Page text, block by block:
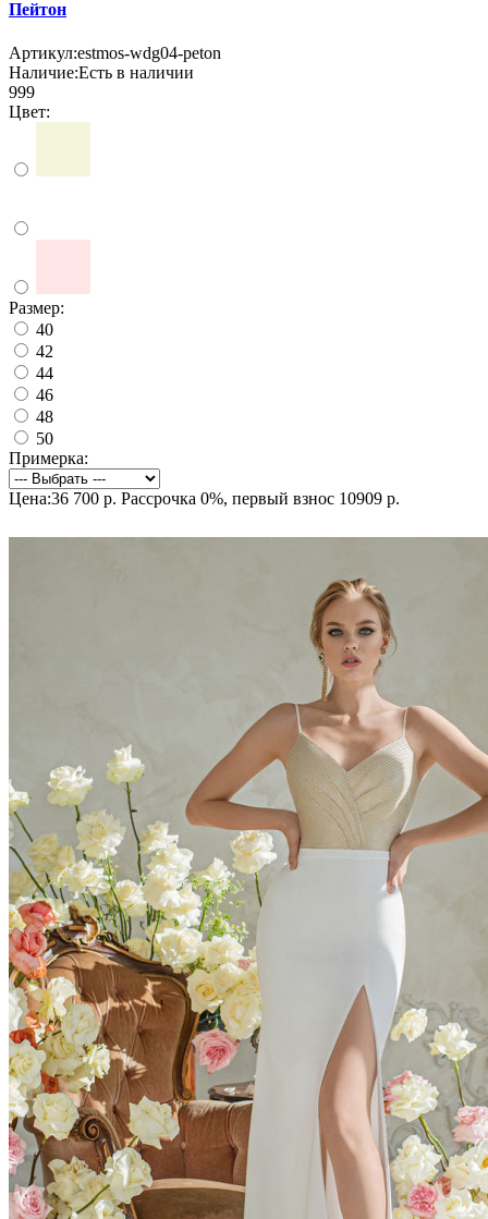
Пейтон
Артикул:estmos-wdg04-peton
Наличие:Есть в наличии
999
Цвет:
Размер:
40
42
44
46
48
50
Примерка:
Цена:36 700 р. Рассрочка 0%, первый взнос 10909 р.